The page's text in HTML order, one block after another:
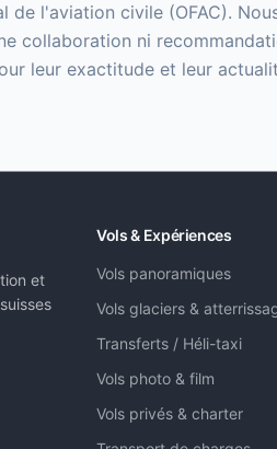
de l'aviation civile (OFAC).
collaboration ni
leur exactitude et leur
et
Vols & Expériences
Vols panoramiques
Vols glaciers &
Transferts / Héli-taxi
Vols photo & film
Vols privés & charter